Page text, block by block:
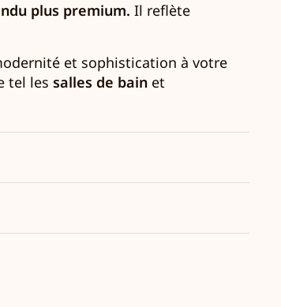
plus premium. Il reflète
et sophistication à votre
tel les salles de bain et